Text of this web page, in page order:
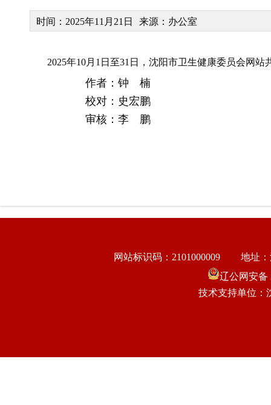
时间：2025年11月21日 来源：办公室
2025年10月1日至31日，沈阳市卫生健康委员会网
作者：钟 楠
校对：史宏鹏
审核：李 鹏
网站标识码：2101000009
地址
辽公网安备
技术支持单位：